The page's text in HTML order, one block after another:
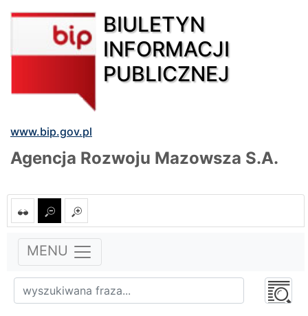
BIULETYN
INFORMACJI
PUBLICZNEJ
www.bip.gov.pl
Agencja Rozwoju Mazowsza S.A.
MENU